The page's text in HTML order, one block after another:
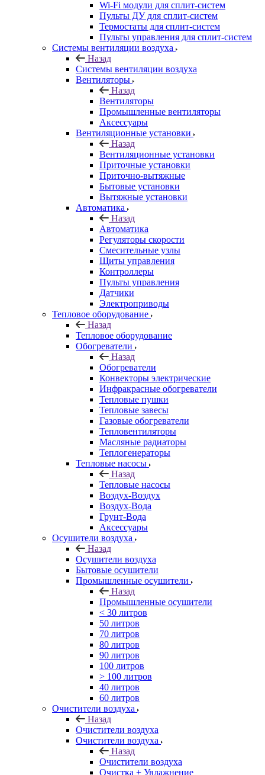
Wi-Fi модули для сплит-систем
Пульты ДУ для сплит-систем
Термостаты для сплит-систем
Пульты управления для сплит-систем
Системы вентиляции воздуха
Назад
Системы вентиляции воздуха
Вентиляторы
Назад
Вентиляторы
Промышленные вентиляторы
Аксессуары
Вентиляционные установки
Назад
Вентиляционные установки
Приточные установки
Приточно-вытяжные
Бытовые установки
Вытяжные установки
Автоматика
Назад
Автоматика
Регуляторы скорости
Смесительные узлы
Щиты управления
Контроллеры
Пульты управления
Датчики
Электроприводы
Тепловое оборудование
Назад
Тепловое оборудование
Обогреватели
Назад
Обогреватели
Конвекторы электрические
Инфракрасные обогреватели
Тепловые пушки
Тепловые завесы
Газовые обогреватели
Тепловентиляторы
Масляные радиаторы
Теплогенераторы
Тепловые насосы
Назад
Тепловые насосы
Воздух-Воздух
Воздух-Вода
Грунт-Вода
Аксессуары
Осушители воздуха
Назад
Осушители воздуха
Бытовые осушители
Промышленные осушители
Назад
Промышленные осушители
< 30 литров
50 литров
70 литров
80 литров
90 литров
100 литров
> 100 литров
40 литров
60 литров
Очистители воздуха
Назад
Очистители воздуха
Очистители воздуха
Назад
Очистители воздуха
Очистка + Увлажнение